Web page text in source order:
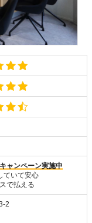
ャンペーン実施中
ていて安心
で払える
2